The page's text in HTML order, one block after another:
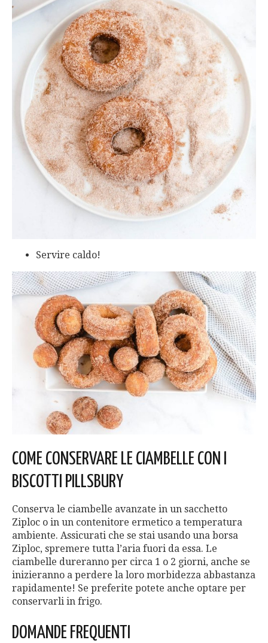
Servire caldo!
COME CONSERVARE LE CIAMBELLE CON I
BISCOTTI PILLSBURY
Conserva le ciambelle avanzate in un sacchetto
Ziploc o in un contenitore ermetico a temperatura
ambiente. Assicurati che se stai usando una borsa
Ziploc, spremere tutta l’aria fuori da essa. Le
ciambelle dureranno per circa 1 o 2 giorni, anche se
inizieranno a perdere la loro morbidezza abbastanza
rapidamente! Se preferite potete anche optare per
conservarli in frigo.
DOMANDE FREQUENTI